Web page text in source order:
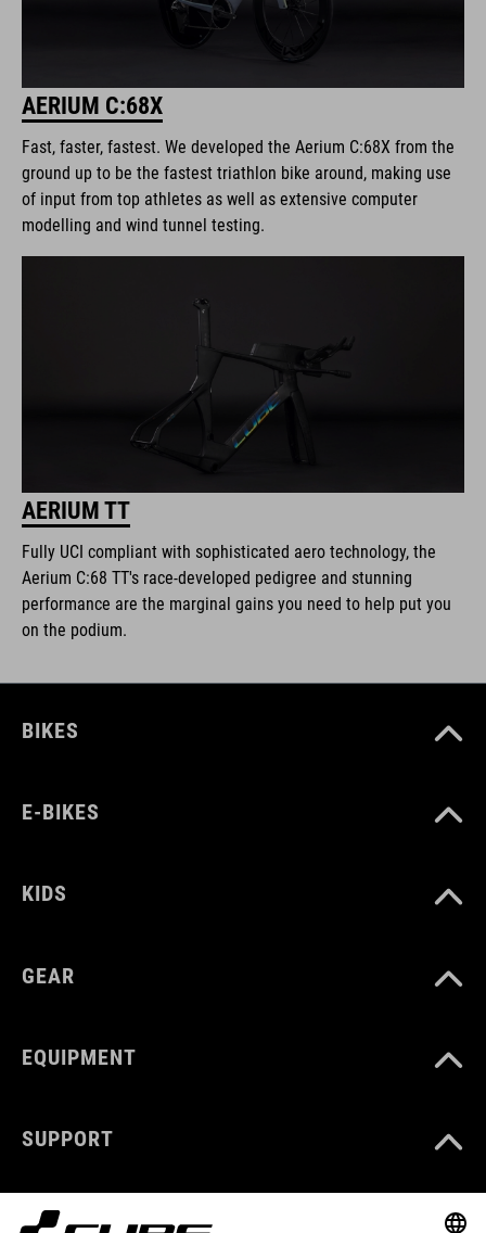
AERIUM C:68X
Fast, faster, fastest. We developed the Aerium C:68X from the
ground up to be the fastest triathlon bike around, making use
of input from top athletes as well as extensive computer
modelling and wind tunnel testing.
AERIUM TT
Fully UCI compliant with sophisticated aero technology, the
Aerium C:68 TT's race-developed pedigree and stunning
performance are the marginal gains you need to help put you
on the podium.
BIKES
E-BIKES
KIDS
GEAR
EQUIPMENT
SUPPORT
ABOUT US